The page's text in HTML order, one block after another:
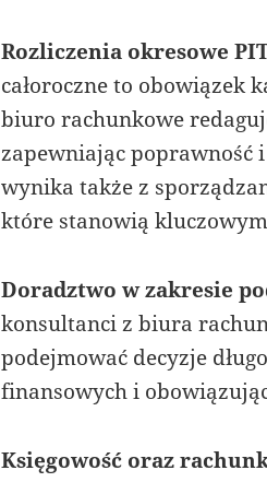
Rozliczenia okresowe
całoroczne to obowiązek
biuro rachunkowe
zapewniając poprawność
wynika także z
które stanowią
Doradztwo w zakresie
konsultanci z biura
podejmować decyzje
finansowych i
Księgowość oraz